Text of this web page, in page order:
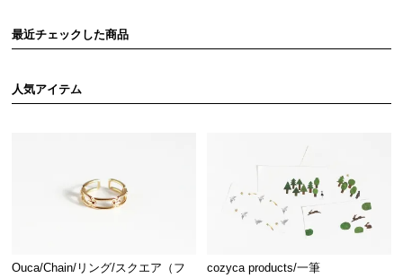
最近チェックした商品
人気アイテム
Ouca/Chain/リング/スクエア（フ
cozyca products/一筆